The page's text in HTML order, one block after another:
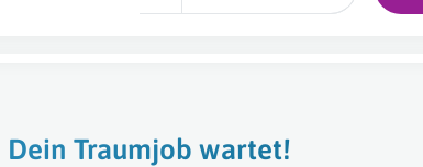
Dein Traumjob wartet!